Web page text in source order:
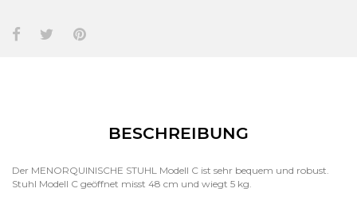
BESCHREIBUNG
Der MENORQUINISCHE STUHL Modell C ist sehr bequem und robust.
Stuhl Modell C geöffnet misst 48 cm und wiegt 5 kg.